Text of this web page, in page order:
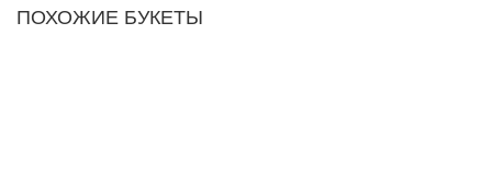
ПОХОЖИЕ БУКЕТЫ